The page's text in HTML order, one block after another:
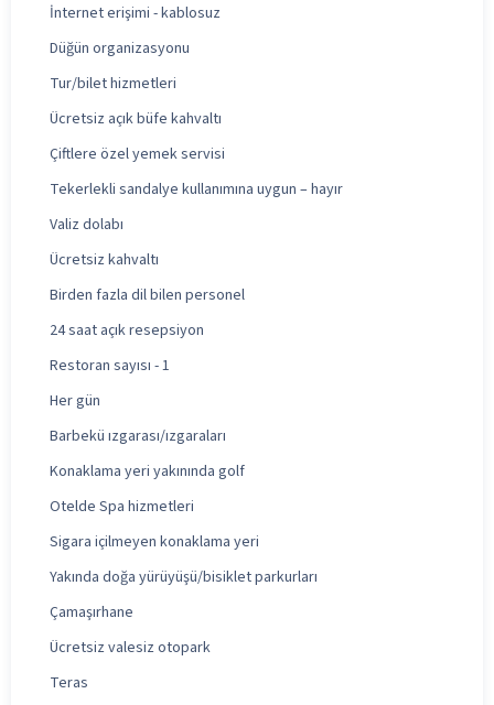
İnternet erişimi - kablosuz
Düğün organizasyonu
Tur/bilet hizmetleri
Ücretsiz açık büfe kahvaltı
Çiftlere özel yemek servisi
Tekerlekli sandalye kullanımına uygun – hayır
Valiz dolabı
Ücretsiz kahvaltı
Birden fazla dil bilen personel
24 saat açık resepsiyon
Restoran sayısı - 1
Her gün
Barbekü ızgarası/ızgaraları
Konaklama yeri yakınında golf
Otelde Spa hizmetleri
Sigara içilmeyen konaklama yeri
Yakında doğa yürüyüşü/bisiklet parkurları
Çamaşırhane
Ücretsiz valesiz otopark
Teras